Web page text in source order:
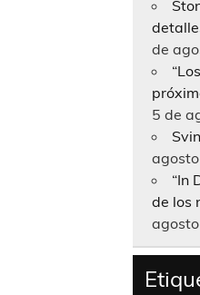
de
5 de
“In
de los